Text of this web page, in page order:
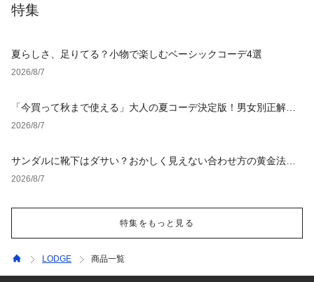
特集
夏らしさ、足りてる？小物で楽しむベーシックコーデ4選
2026/8/7
「今買って秋まで使える」大人の夏コーデ決定版！男女別正解ス
タイルとNGな着こなし
2026/8/7
サンダルに靴下はダサい？おかしく見えない合わせ方の黄金法則
と男女別おすすめコーデ
2026/8/7
特集をもっと見る
LODGE 商品一覧